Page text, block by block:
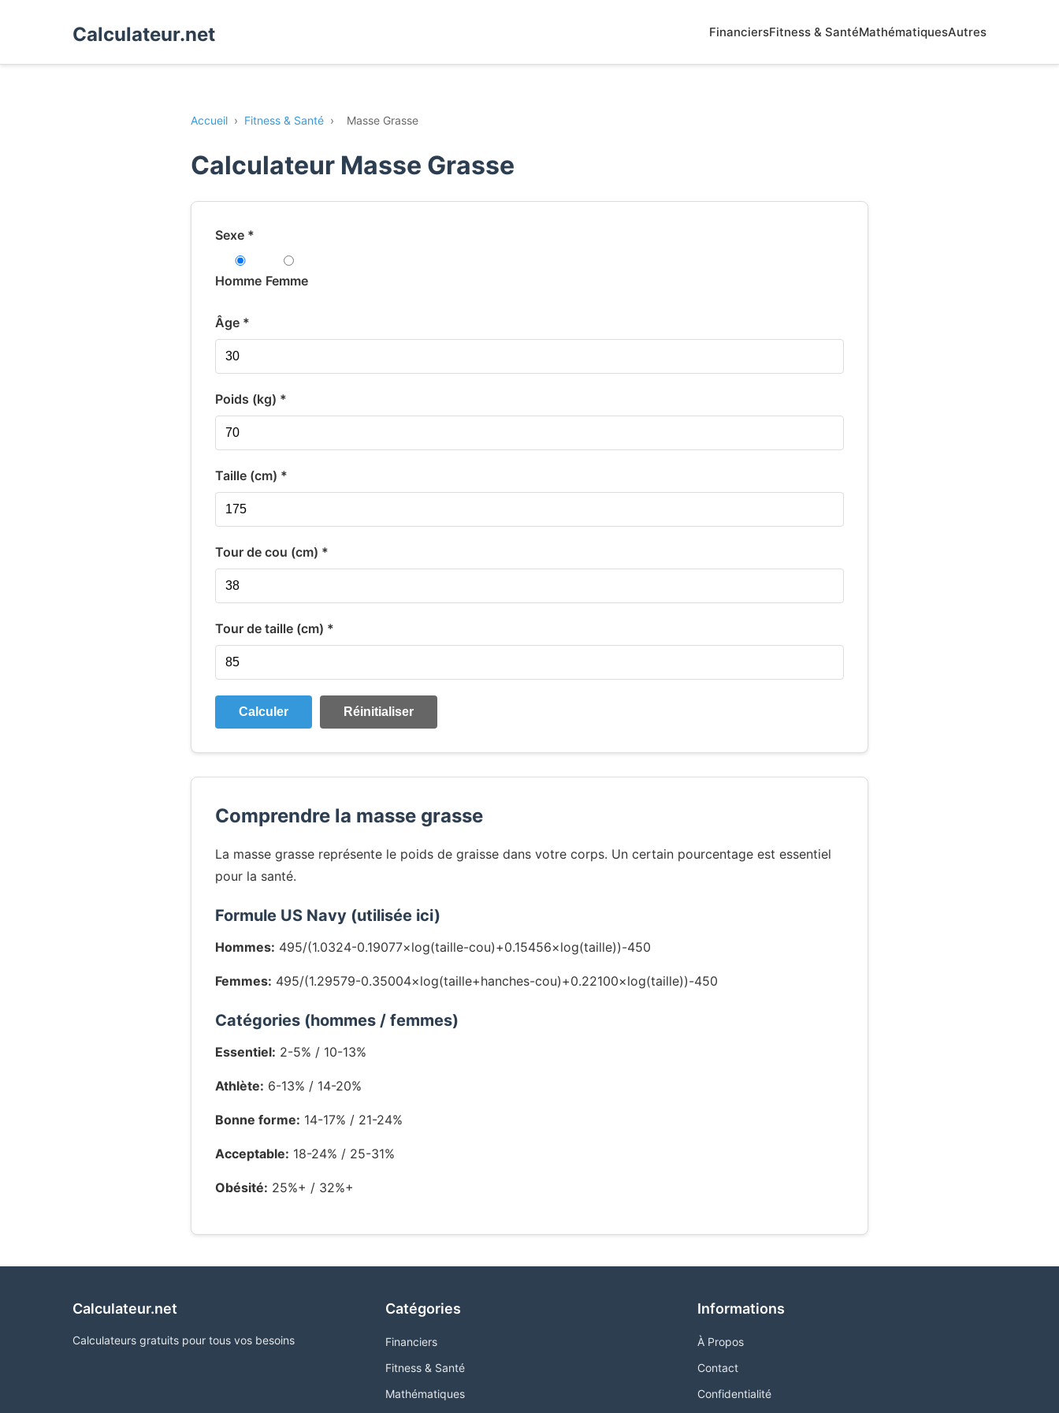
Calculateur.net FinanciersFitness & SantéMathématiquesAutres
Accueil › Fitness & Santé › Masse Grasse
Calculateur Masse Grasse
Sexe *
Homme Femme
Âge *
Poids (kg) *
Taille (cm) *
Tour de cou (cm) *
Tour de taille (cm) *
Calculer Réinitialiser
Comprendre la masse grasse
La masse grasse représente le poids de graisse dans votre corps. Un certain pourcentage est essentiel
pour la santé.
Formule US Navy (utilisée ici)
Hommes: 495/(1.0324-0.19077×log(taille-cou)+0.15456×log(taille))-450
Femmes: 495/(1.29579-0.35004×log(taille+hanches-cou)+0.22100×log(taille))-450
Catégories (hommes / femmes)
Essentiel: 2-5% / 10-13%
Athlète: 6-13% / 14-20%
Bonne forme: 14-17% / 21-24%
Acceptable: 18-24% / 25-31%
Obésité: 25%+ / 32%+
Calculateur.net
Calculateurs gratuits pour tous vos besoins
Catégories
Financiers
Fitness & Santé
Mathématiques
Informations
À Propos
Contact
Confidentialité